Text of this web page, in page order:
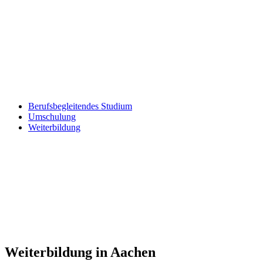
Berufsbegleitendes Studium
Umschulung
Weiterbildung
Weiterbildung in Aachen